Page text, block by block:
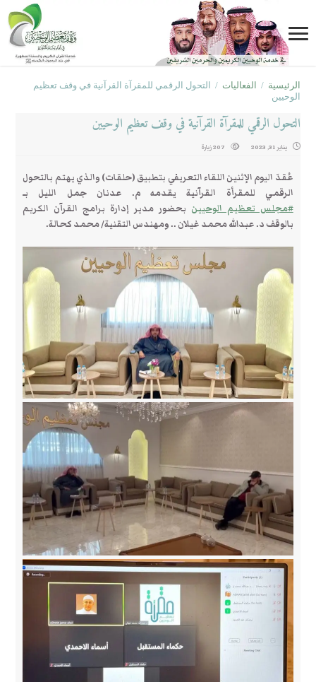
الرئيسية / الفعاليات / التحول الرقمي للمقرآة القرآنية في وقف تعظيم
الوحيين
التحول الرقمي للمقرآة القرآنية في وقف تعظيم الوحيين
يناير 31, 2023 207 زيارة
عُقدَ اليوم الإثنين اللقاء التعريفي بتطبيق (حلقات) والذي يهتم بالتحول
الرقمي للمقرأة القرآنية يقدمه م. عدنان جمل الليل بـ
#مجلس_تعظيم_الوحيين بحضور مدير إدارة برامج القرآن الكريم
بالوقف د. عبدالله محمد غيلان .. ومهندس التقنية/ محمد كحالة.